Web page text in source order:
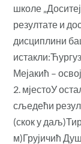
школе
резултате и
дисциплини
Мејакић –
2. мјестоУ
сљедећи
(скок у
м)Грујичић